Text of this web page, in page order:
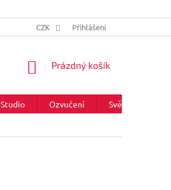
CZK Přihlášení
NÁKUPNÍ
Prázdný košík
Studio Ozvučení Světla